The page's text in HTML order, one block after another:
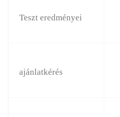
Teszt eredményei
ajánlatkérés